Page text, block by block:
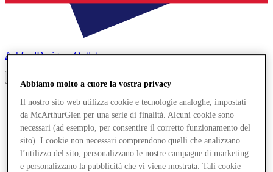
AshfordDesigner Outlet
Abbiamo molto a cuore la vostra privacy
Il nostro sito web utilizza cookie e tecnologie analoghe, impostati
da McArthurGlen per una serie di finalità. Alcuni cookie sono
necessari (ad esempio, per consentire il corretto funzionamento del
sito). I cookie non necessari comprendono quelli che analizzano
l’utilizzo del sito, personalizzano le nostre campagne di marketing
e personalizzano la pubblicità che vi viene mostrata. Tali cookie